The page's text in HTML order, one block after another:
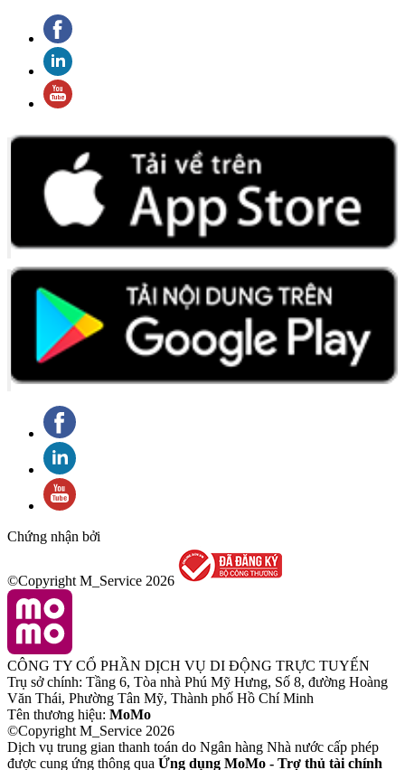
Chứng nhận bởi
©Copyright M_Service 2026
CÔNG TY CỔ PHẦN DỊCH VỤ DI ĐỘNG TRỰC TUYẾN
Trụ sở chính: Tầng 6, Tòa nhà Phú Mỹ Hưng, Số 8, đường Hoàng
Văn Thái, Phường Tân Mỹ, Thành phố Hồ Chí Minh
Tên thương hiệu: MoMo
©Copyright M_Service 2026
Dịch vụ trung gian thanh toán do Ngân hàng Nhà nước cấp phép
được cung ứng thông qua Ứng dụng MoMo - Trợ thủ tài chính